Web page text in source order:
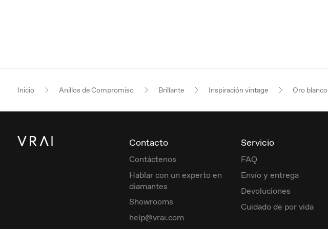
Inicio Anillos de Compromiso Brillante Inspiración vintage Oro blanco
Contacto
Contáctenos
Hablar con un experto en
diamantes
Showrooms
help@vrai.com
Servicio
FAQ
Envío y entrega
Devoluciones
Cuidado de por vida